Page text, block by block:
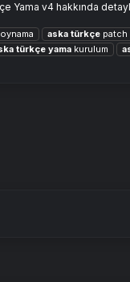
Yama v4 hakkında
oynama aska türkçe patch
türkçe yama kurulum